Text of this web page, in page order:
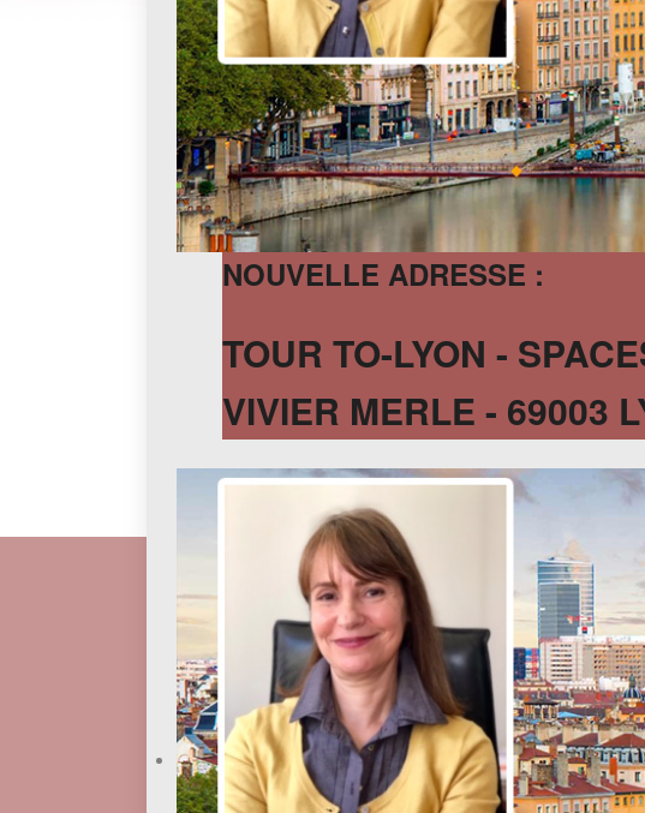
NOUVELLE ADRESSE :
TOUR TO-LYON -
VIVIER MERLE - 69003